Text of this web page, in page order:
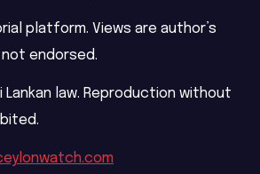
platform. Views are author’s
not endorsed.
Lankan law. Reproduction without